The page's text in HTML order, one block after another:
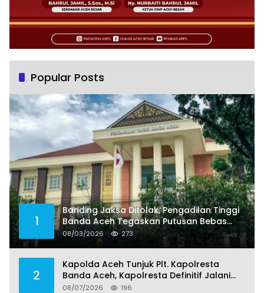
Popular Posts
1
Banding Jaksa Ditolak, Pengadilan Tinggi
Banda Aceh Tegaskan Putusan Bebas
Dua Terdakwa Korupsi Tak Bisa Diajukan
08/03/2026 273
2
Kapolda Aceh Tunjuk Plt. Kapolresta
Banda Aceh, Kapolresta Definitif Jalani
Pemeriksaan di Mabes Polri
08/07/2026 196